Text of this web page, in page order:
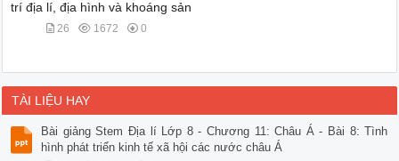
trí địa lí, địa hình và khoáng sản
26 1672 0
TÀI LIỆU HAY
Bài giảng Stem Địa lí Lớp 8 - Chương 11: Châu Á - Bài 8: Tình
hình phát triển kinh tế xã hội các nước châu Á